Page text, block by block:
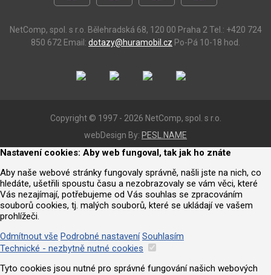
NetComp, spol. s r.o. Bělehradská 68, 120 00 Praha 2 Tel.: +420 724
850 672 Email: dotazy@huramobil.cz Po-Pá 10-18 hod.
Copyright © 1997 - 2026 NetComp, spol. s r.o.
webDesign By: PESL.NAME
Nastavení cookies: Aby web fungoval, tak jak ho znáte
Aby naše webové stránky fungovaly správně, našli jste na nich, co
hledáte, ušetřili spoustu času a nezobrazovaly se vám věci, které
Vás nezajímají, potřebujeme od Vás souhlas se zpracováním
souborů cookies, tj. malých souborů, které se ukládají ve vašem
prohlížeči.
Odmítnout vše Podrobné nastavení Souhlasím
Technické - nezbytně nutné cookies
Tyto cookies jsou nutné pro správné fungování našich webových